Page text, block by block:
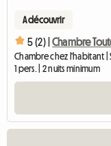
A découvrir
5 (2) | Chambre
Chambre chez l'habitant |
1 pers. | 2 nuits minimum